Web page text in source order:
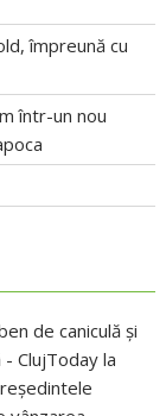
împreună cu
într-un nou
de caniculă și
- ClujToday la